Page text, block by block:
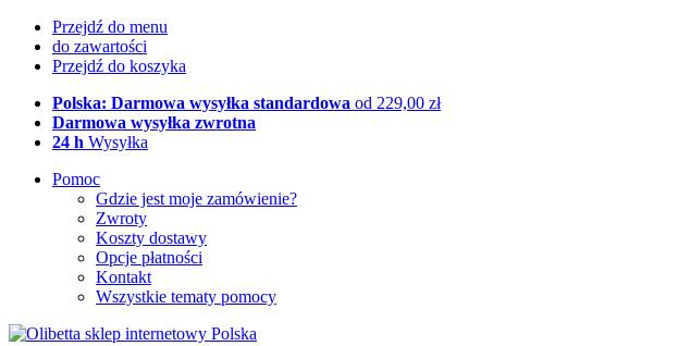
Przejdź do menu
do zawartości
Przejdź do koszyka
Polska: Darmowa wysyłka standardowa od 229,00 zł
Darmowa wysyłka zwrotna
24 h Wysyłka
Pomoc
Gdzie jest moje zamówienie?
Zwroty
Koszty dostawy
Opcje płatności
Kontakt
Wszystkie tematy pomocy